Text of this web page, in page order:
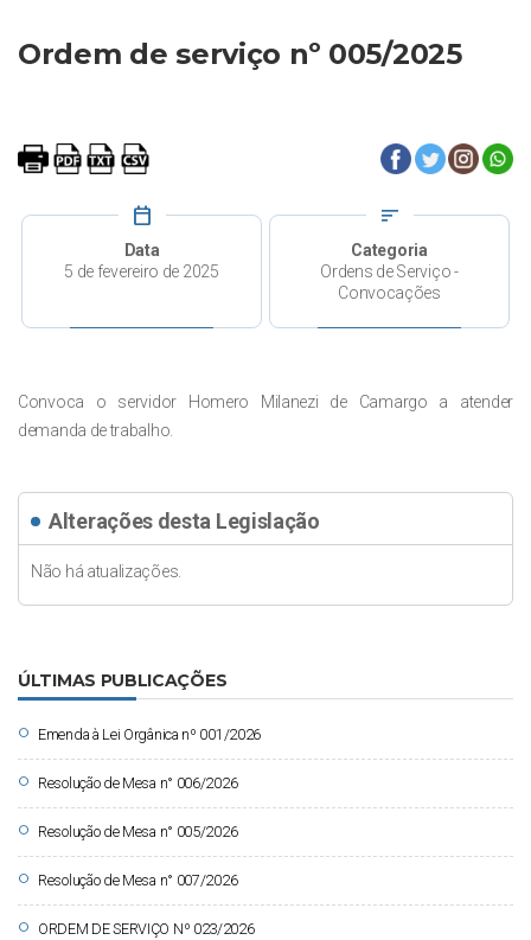
Ordem de serviço nº 005/2025
calendar_today
Data
5 de fevereiro de 2025
sort
Categoria
Ordens de Serviço -
Convocações
Convoca o servidor Homero Milanezi de Camargo a atender
demanda de trabalho.
Alterações desta Legislação
Não há atualizações.
ÚLTIMAS PUBLICAÇÕES
circle Emenda à Lei Orgânica nº 001/2026
circle Resolução de Mesa n° 006/2026
circle Resolução de Mesa n° 005/2026
circle Resolução de Mesa n° 007/2026
circle ORDEM DE SERVIÇO Nº 023/2026